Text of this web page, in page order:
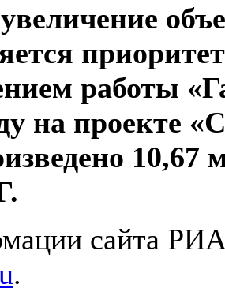
работы
на проекте
10,67
сайта
.